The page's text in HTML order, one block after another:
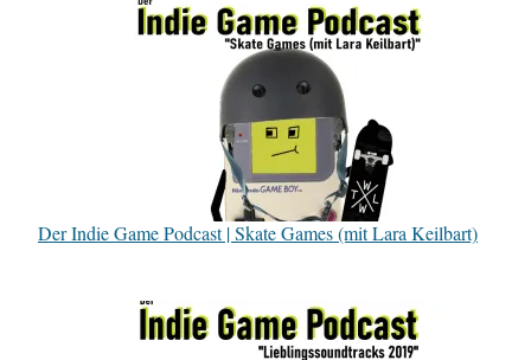
Der Indie Game Podcast | Skate Games (mit Lara Keilbart)